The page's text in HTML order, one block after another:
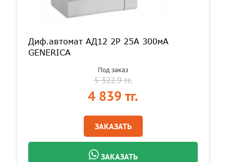
Диф.автомат АД12 2Р 25А 300мА
GENERICA
Под заказ
5 322.9 тг.
4 839 тг.
ЗАКАЗАТЬ
ЗАКАЗАТЬ